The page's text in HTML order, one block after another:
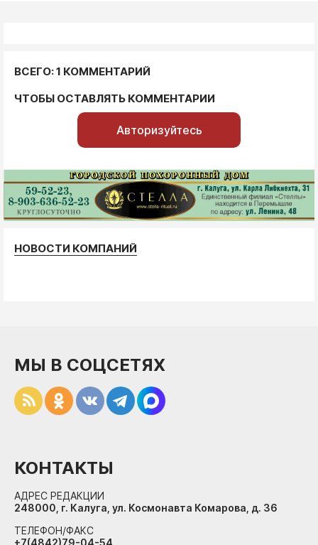
ВСЕГО: 1 КОММЕНТАРИЙ
ЧТОБЫ ОСТАВЛЯТЬ КОММЕНТАРИИ
Авторизуйтесь
НОВОСТИ КОМПАНИЙ
МЫ В СОЦСЕТЯХ
КОНТАКТЫ
АДРЕС РЕДАКЦИИ
248000, г. Калуга, ул. Космонавта Комарова, д. 36
ТЕЛЕФОН/ФАКС
+7(4842)79-04-54